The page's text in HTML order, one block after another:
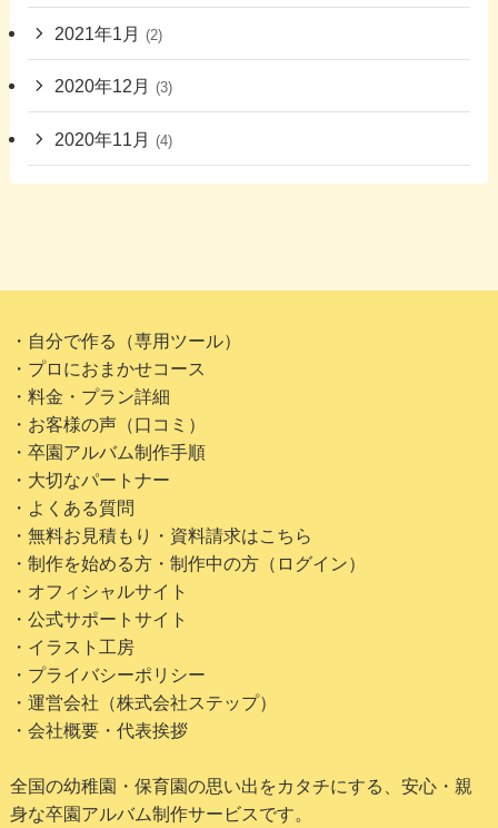
2021年1月 (2)
2020年12月 (3)
2020年11月 (4)
・自分で作る（専用ツール）
・プロにおまかせコース
・料金・プラン詳細
・お客様の声（口コミ）
・卒園アルバム制作手順
・大切なパートナー
・よくある質問
・無料お見積もり・資料請求はこちら
・制作を始める方・制作中の方（ログイン）
・オフィシャルサイト
・公式サポートサイト
・イラスト工房
・プライバシーポリシー
・運営会社（株式会社ステップ）
・会社概要・代表挨拶
全国の幼稚園・保育園の思い出をカタチにする、安心・親
身な卒園アルバム制作サービスです。